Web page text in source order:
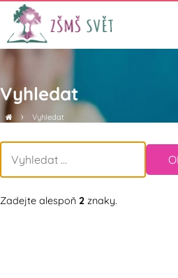
Vyhledat
› Vyhledat
Zadejte alespoň 2 znaky.